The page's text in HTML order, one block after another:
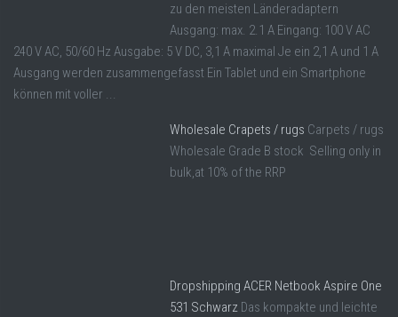
zu den meisten Länderadaptern
Ausgang: max. 2.1 A Eingang: 100 V AC
240 V AC, 50/60 Hz Ausgabe: 5 V DC, 3,1 A maximal Je ein 2,1 A und 1 A
Ausgang werden zusammengefasst Ein Tablet und ein Smartphone
können mit voller ...
Wholesale Crapets / rugs Carpets / rugs
Wholesale Grade B stock Selling only in
bulk,at 10% of the RRP
Dropshipping ACER Netbook Aspire One
531 Schwarz Das kompakte und leichte